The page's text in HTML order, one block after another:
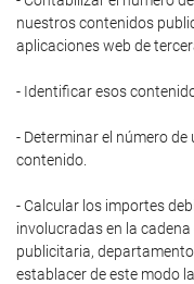
nuestros contenidos
aplicaciones web de
- Identificar esos
- Determinar el número
contenido.
- Calcular los importes
involucradas en la
publicitaria,
establacer de este modo